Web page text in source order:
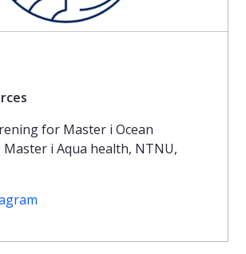
for Master i Ocean
Master i Aqua health, NTNU,